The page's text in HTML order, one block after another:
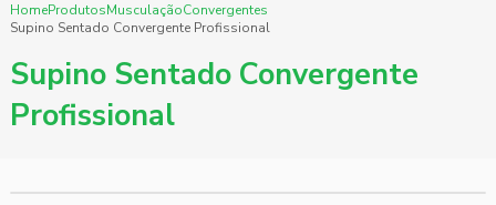
HomeProdutosMusculaçãoConvergentes
Supino Sentado Convergente Profissional
Supino Sentado Convergente
Profissional